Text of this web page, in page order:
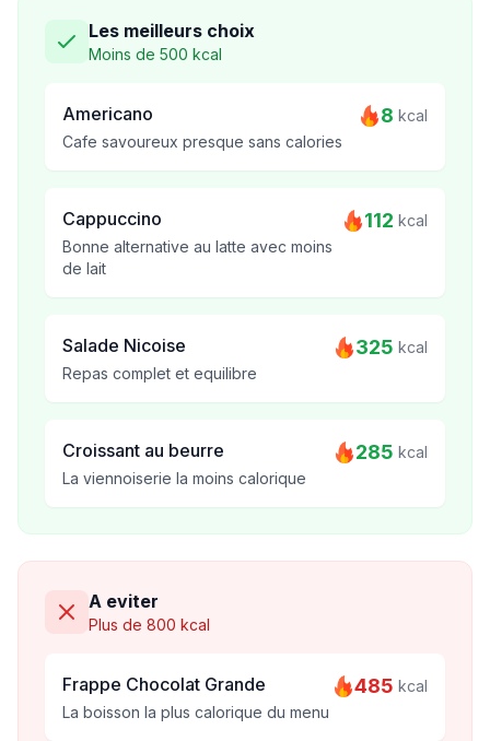
Les meilleurs choix
Moins de 500 kcal
Americano
Cafe savoureux presque sans calories
8 kcal
Cappuccino
Bonne alternative au latte avec moins
de lait
112 kcal
Salade Nicoise
Repas complet et equilibre
325 kcal
Croissant au beurre
La viennoiserie la moins calorique
285 kcal
A eviter
Plus de 800 kcal
Frappe Chocolat Grande
La boisson la plus calorique du menu
485 kcal